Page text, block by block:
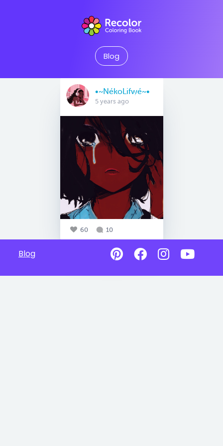
Blog
•~NékoLifwé~•
5 years ago
60 10
Blog